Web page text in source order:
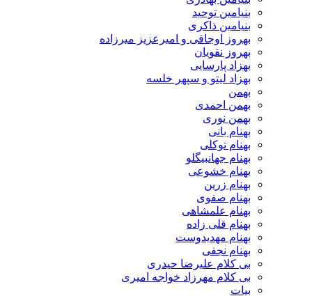
بنیامین توحید
بنیامین ذاکری
بهروز اوجاقی و امیرعزیز میرزاده
بهروز نقویان
بهزاد پارسایی
بهزاد لیتو و سپهر خلسه
بهمن
بهمن احمدی
بهمن نوری
بهنام بانی
بهنام توکلی
بهنام جهانبیگلو
بهنام خشوعی
بهنام زرین
بهنام صفوی
بهنام علمشاهی
بهنام قلی زاده
بهنام مهدیدوست
بهنام نجفی
بی کلام علیرضا حیدری
بی کلام مهرزاد خواجه امیری
بیات